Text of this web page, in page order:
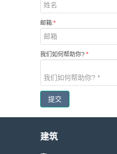
邮箱:*
我们如何帮助你? *
提交
建筑